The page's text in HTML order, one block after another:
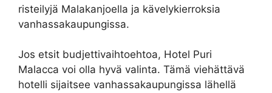
risteilyjä Malakanjoella ja kävelykierroksia
vanhassakaupungissa.
Jos etsit budjettivaihtoehtoa, Hotel Puri
Malacca voi olla hyvä valinta. Tämä viehättävä
hotelli sijaitsee vanhassakaupungissa lähellä